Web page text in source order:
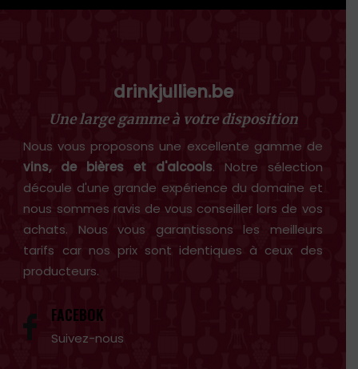
drinkjullien.be
Une large gamme à votre disposition
Nous vous proposons une excellente gamme de
vins, de bières et d'alcools. Notre sélection
découle d'une grande expérience du domaine et
nous sommes ravis de vous conseiller lors de vos
achats. Nous vous garantissons les meilleurs
tarifs car nos prix sont identiques à ceux des
producteurs.
FACEBOK
Suivez-nous